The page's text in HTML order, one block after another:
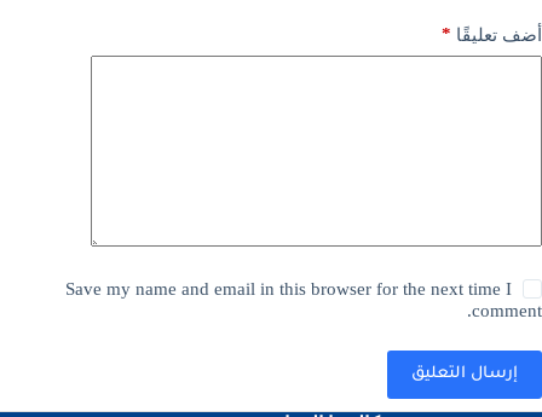
أضف تعليقًا *
Save my name and email in this browser for the next time I
comment.
إرسال التعليق